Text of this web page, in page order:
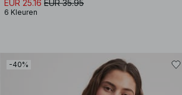
EUR 25.16 EUR 35.95
6 Kleuren
-40%